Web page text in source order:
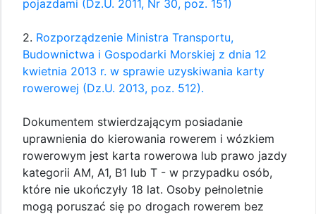
pojazdami (Dz.U. 2011, Nr 30, poz. 151)
2. Rozporządzenie Ministra Transportu,
Budownictwa i Gospodarki Morskiej z dnia 12
kwietnia 2013 r. w sprawie uzyskiwania karty
rowerowej (Dz.U. 2013, poz. 512).
Dokumentem stwierdzającym posiadanie
uprawnienia do kierowania rowerem i wózkiem
rowerowym jest karta rowerowa lub prawo jazdy
kategorii AM, A1, B1 lub T - w przypadku osób,
które nie ukończyły 18 lat. Osoby pełnoletnie
mogą poruszać się po drogach rowerem bez